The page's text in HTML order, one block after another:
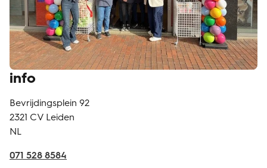
info
Bevrijdingsplein 92
2321 CV Leiden
NL
071 528 8584